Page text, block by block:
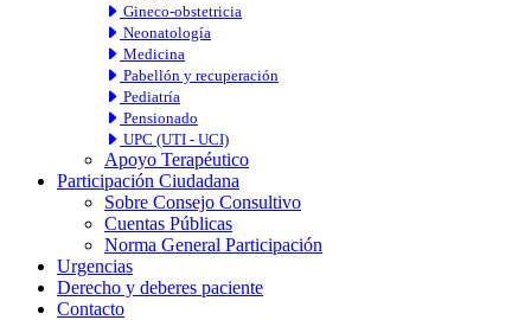
Gineco-obstetricia
Neonatología
Medicina
Pabellón y recuperación
Pediatría
Pensionado
UPC (UTI - UCI)
Apoyo Terapéutico
Participación Ciudadana
Sobre Consejo Consultivo
Cuentas Públicas
Norma General Participación
Urgencias
Derecho y deberes paciente
Contacto